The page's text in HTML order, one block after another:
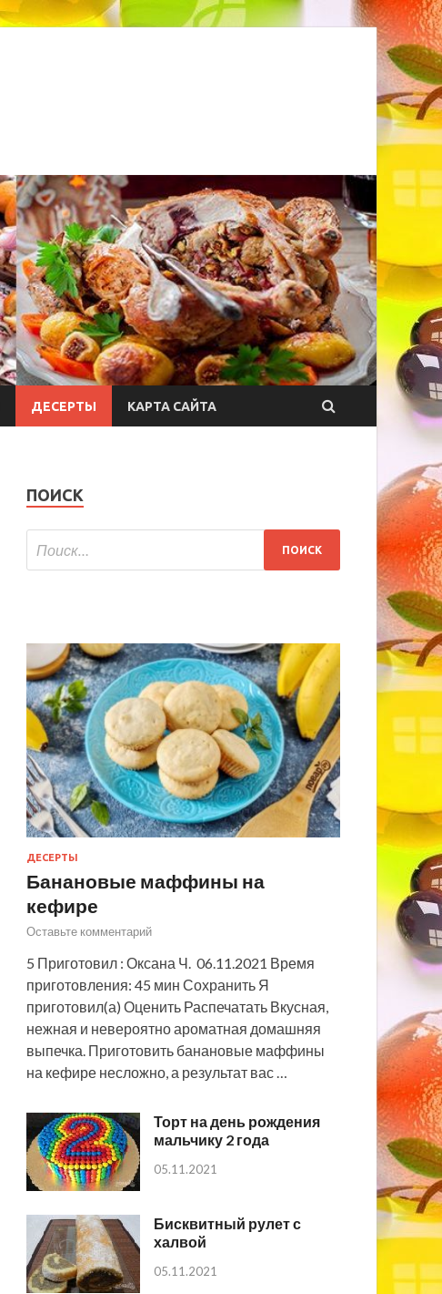
ДЕСЕРТЫ КАРТА САЙТА
ПОИСК
ДЕСЕРТЫ
Банановые маффины на
кефире
Оставьте комментарий
5 Приготовил : Оксана Ч. 06.11.2021 Время
приготовления: 45 мин Сохранить Я
приготовил(а) Оценить Распечатать Вкусная,
нежная и невероятно ароматная домашняя
выпечка. Приготовить банановые маффины
на кефире несложно, а результат вас …
Торт на день рождения
мальчику 2 года
05.11.2021
Бисквитный рулет с
халвой
05.11.2021